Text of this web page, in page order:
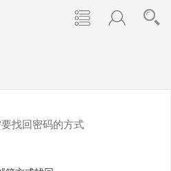
找回密码的方式